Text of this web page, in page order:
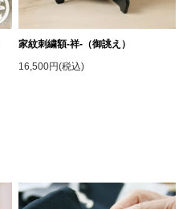
家紋刺繍額-祥-（御誂え）
16,500円(税込)